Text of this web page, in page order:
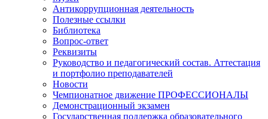
Антикоррупционная деятельность
Полезные ссылки
Библиотека
Вопрос-ответ
Реквизиты
Руководство и педагогический состав. Аттестация
и портфолио преподавателей
Новости
Чемпионатное движение ПРОФЕССИОНАЛЫ
Демонстрационный экзамен
Государственная поддержка образовательного